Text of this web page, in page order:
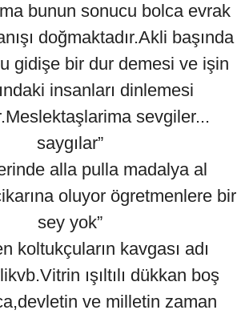
bunun sonucu bolca evrak
doğmaktadır.Akli başında
gidişe bir dur demesi ve işin
insanları dinlemesi
sevgiler...
saygılar”
alla pulla madalya al
oluyor ögretmenlere bir
sey yok”
koltukçuların kavgası adı
ışıltılı dükkan boş
ve milletin zaman